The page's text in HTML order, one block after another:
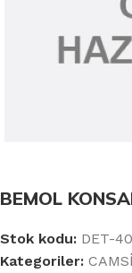
BEMOL
Stok kodu: DET-
Kategoriler: